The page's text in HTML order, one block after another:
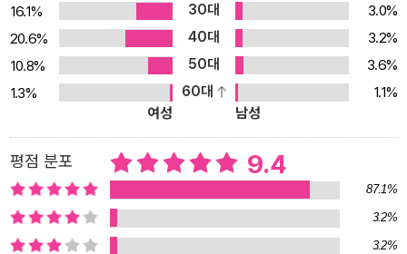
16.1%
30대
3.0%
20.6%
40대
3.2%
10.8%
50대
3.6%
1.3%
60대
1.1%
여성
남성
평점 분포 9.4
87.1%
3.2%
3.2%